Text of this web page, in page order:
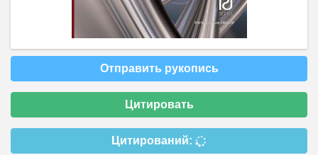
Отправить рукопись
Цитировать
Цитирований: